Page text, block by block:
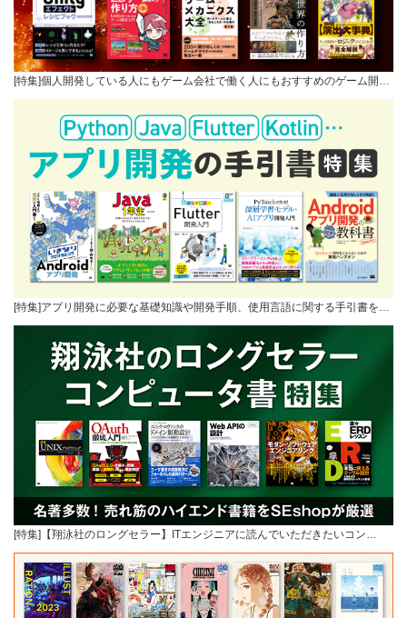
[特集]個人開発している人にもゲーム会社で働く人にもおすすめのゲーム開…
[特集]アプリ開発に必要な基礎知識や開発手順、使用言語に関する手引書を…
[特集]【翔泳社のロングセラー】ITエンジニアに読んでいただきたいコン…